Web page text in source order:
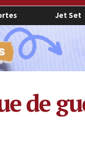
Jet Set
de